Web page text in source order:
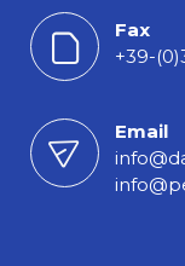
Fax
+39-
Email